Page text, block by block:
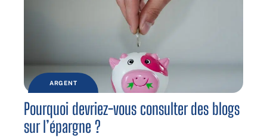
ARGENT
Pourquoi devriez-vous consulter des blogs
sur l’épargne ?